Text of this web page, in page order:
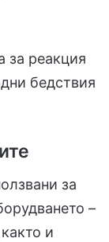
за реакция
бедствия
за
–
и